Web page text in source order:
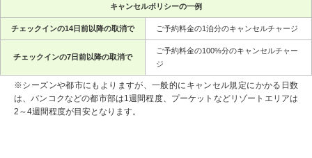
キャンセルポリシーの一例
チェックインの14日前以降の取消で ご予約料金の1泊分のキャンセルチャージ
チェックインの7日前以降の取消で
ご予約料金の100%分のキャンセルチャー
ジ
※シーズンや都市にもよりますが、一般的にキャンセル規定にかかる日数
は、バンコクなどの都市部は1週間程度、プーケットなどリゾートエリアは
2～4週間程度が目安となります。